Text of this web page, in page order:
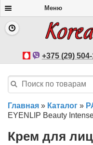
Меню
+375 (29)
Главная » Каталог »
EYENLIP Beauty
Крем для